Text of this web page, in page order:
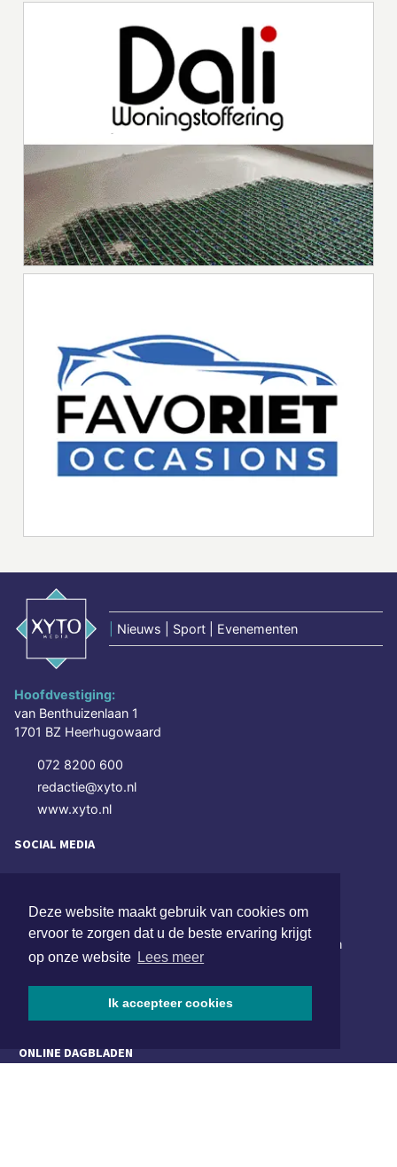
Deze website maakt gebruik van cookies om
ervoor te zorgen dat u de beste ervaring krijgt
op onze website Lees meer
Ik accepteer cookies
Nieuws | Sport | Evenementen
Hoofdvestiging:
van Benthuizenlaan 1
1701 BZ Heerhugowaard
072 8200 600
redactie@xyto.nl
www.xyto.nl
SOCIAL MEDIA
NIEUWSBRIEF AANMELDEN
Schrijf je in voor onze nieuwsbrief en krijg wekelijks een
samenvatting van alle gebeurtenissen uit jouw regio.
ONLINE DAGBLADEN